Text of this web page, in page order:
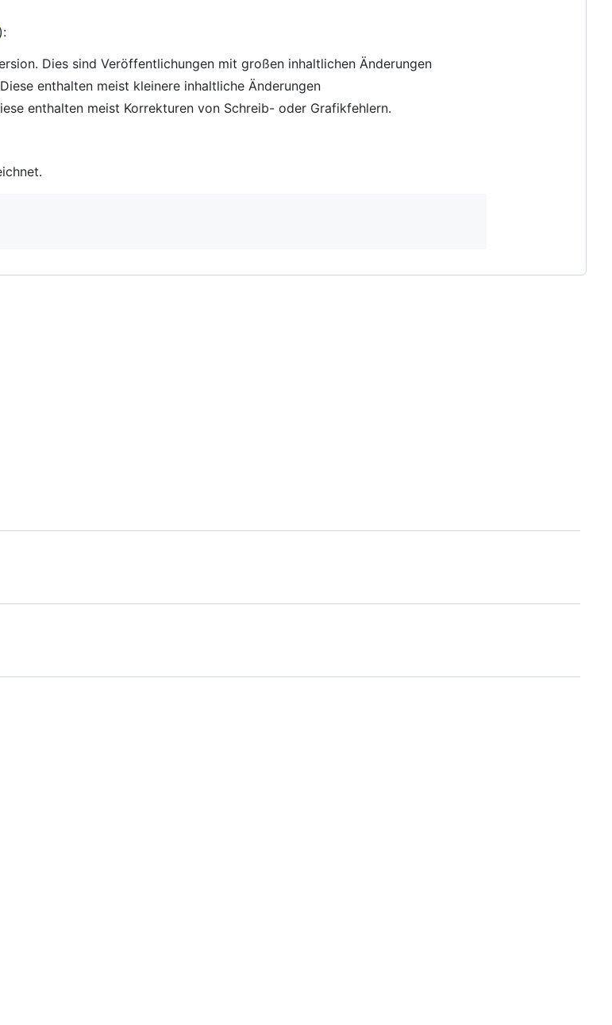
):
Dies sind Veröffentlichungen mit großen inhaltlichen Änderungen
enthalten meist kleinere inhaltliche Änderungen
enthalten meist Korrekturen von Schreib- oder Grafikfehlern.